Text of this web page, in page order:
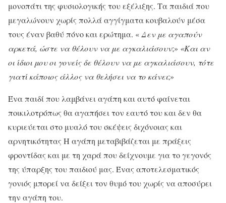
μονοπάτι της φυσιολογικής του εξέλιξης. Τα παιδιά που
μεγαλώνουν χωρίς πολλά αγγίγματα κουβαλούν μέσα
τους έναν βαθύ πόνο και ερώτημα. « Δεν με αγαπούν
αρκετά, ώστε να θέλουν να με αγκαλιάσουν;» «Και αν
οι ίδιοι μου οι γονείς δε θέλουν να με αγκαλιάσουν, τότε
γιατί κάποιος άλλος να θελήσει να το κάνει;»
Ένα παιδί που λαμβάνει αγάπη και αυτό φαίνεται
ποικιλοτρόπως θα αγαπήσει τον εαυτό του και δεν θα
κυριεύεται στο μυαλό του σκέψεις διχόνοιας και
αρνητικότητας Η αγάπη μεταβιβάζεται με πράξεις
φροντίδας και με τη χαρά που δείχνουμε για το γεγονός
της ύπαρξης του παιδιού μας. Ένας αποτελεσματικός
γονιός μπορεί να δείξει τον θυμό του χωρίς να αποσύρει
την αγάπη του.